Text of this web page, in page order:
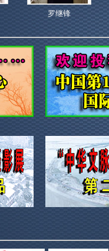
罗继锋